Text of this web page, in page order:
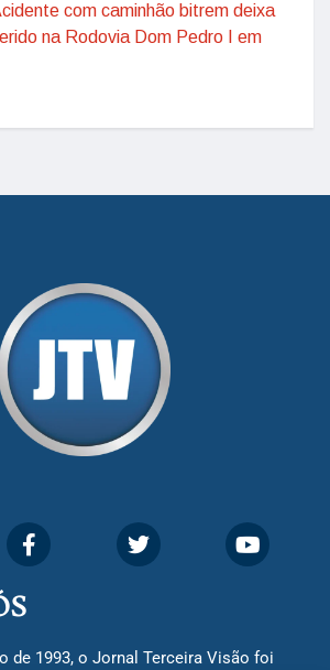
com caminhão bitrem deixa
na Rodovia Dom Pedro I em
de 1993, o Jornal Terceira Visão foi